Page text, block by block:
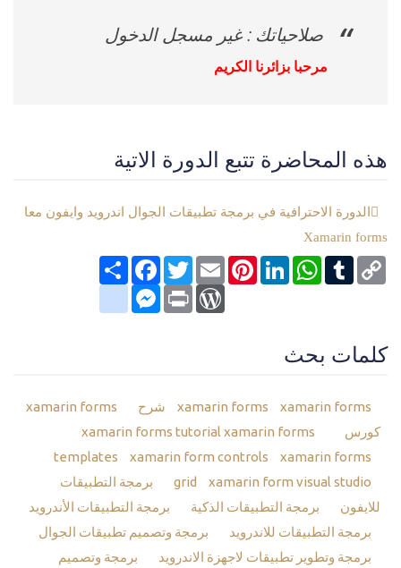
صلاحياتك : غير مسجل الدخول
مرحبا بزائرنا الكريم
هذه المحاضرة تتبع الدورة الاتية
الدورة الاحترافية في برمجة تطبيقات الجوال اندرويد وايفون معا
Xamarin forms
انشر
FacebookTwitterEmail
PinterestLinkedIn
WhatsAppTumblr Copy
Link
google_bookmarksMessenger Print
WordPress
كلمات بحث
xamarin forms xamarin forms شرح
xamarin forms
كورس
xamarin forms
templates
xamarin form controls
xamarin forms
grid
xamarin form visual studio
برمجة التطبيقات
للايفون
برمجة التطبيقات الذكية
برمجة التطبيقات الأندرويد
برمجة التطبيقات للاندرويد
برمجة وتصميم تطبيقات الجوال
برمجة وتطوير تطبيقات لاجهزة الاندرويد
برمجة وتصميم